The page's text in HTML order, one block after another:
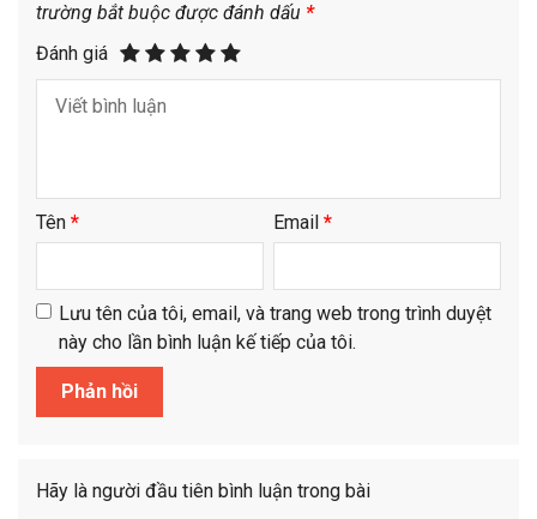
trường bắt buộc được đánh dấu *
Đánh giá
Tên * Email *
Lưu tên của tôi, email, và trang web trong trình duyệt
này cho lần bình luận kế tiếp của tôi.
Hãy là người đầu tiên bình luận trong bài